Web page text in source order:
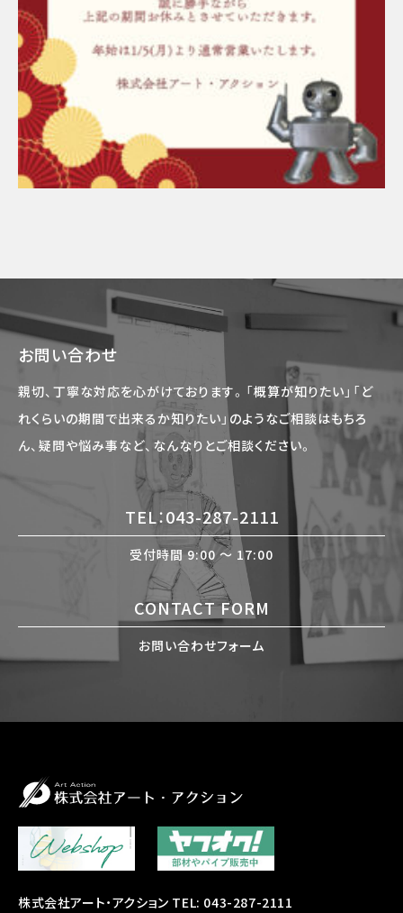
お問い合わせ
親切、丁寧な対応を心がけております。「概算が知りたい」「ど
れくらいの期間で出来るか知りたい」のようなご相談はもちろ
ん、疑問や悩み事など、なんなりとご相談ください。
TEL：043-287-2111
受付時間 9:00 〜 17:00
CONTACT FORM
お問い合わせフォーム
株式会社アート・アクション TEL: 043-287-2111